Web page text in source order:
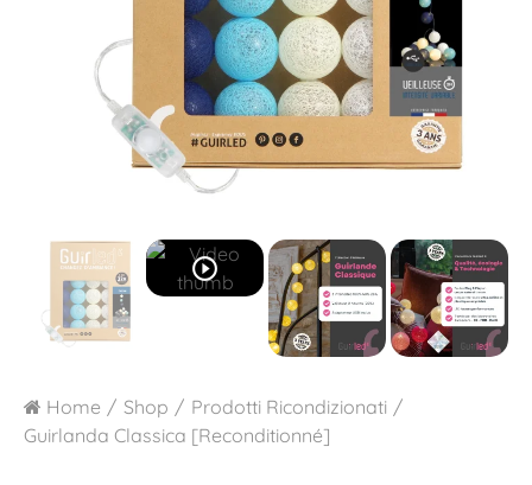
play_circle_outline
Home Shop
Prodotti Ricondizionati
Guirlanda Classica [Reconditionné]